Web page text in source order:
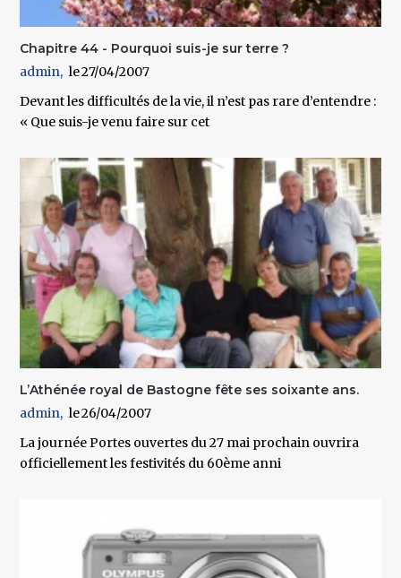
Chapitre 44 - Pourquoi suis-je sur terre ?
admin
27/04/2007
Devant les difficultés de la vie, il n’est pas rare d’entendre :
« Que suis-je venu faire sur cet
L’Athénée royal de Bastogne fête ses soixante ans.
admin
26/04/2007
La journée Portes ouvertes du 27 mai prochain ouvrira
officiellement les festivités du 60ème anni